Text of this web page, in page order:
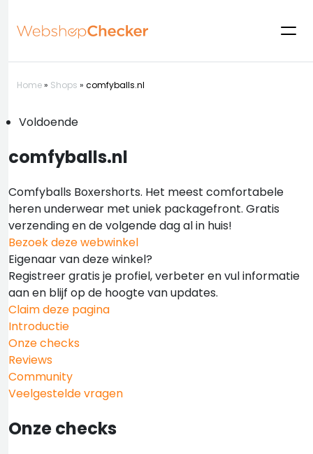
Home» Shops » comfyballs.nl
Voldoende
comfyballs.nl
Comfyballs Boxershorts. Het meest comfortabele
heren underwear met uniek packagefront. Gratis
verzending en de volgende dag al in huis!
Bezoek deze webwinkel
Eigenaar van deze winkel?
Registreer gratis je profiel, verbeter en vul informatie
aan en blijf op de hoogte van updates.
Claim deze pagina
Introductie
Onze checks
Reviews
Community
Veelgestelde vragen
Onze checks